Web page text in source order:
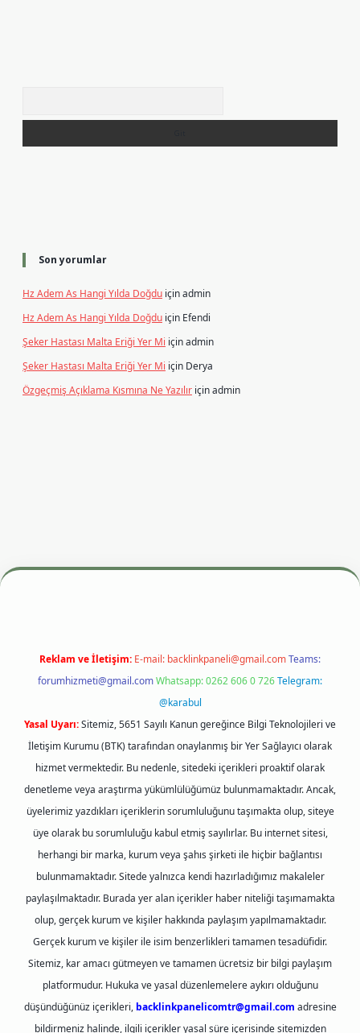
Son yorumlar
Hz Adem As Hangi Yılda Doğdu içinadmin
Hz Adem As Hangi Yılda Doğdu için Efendi
Şeker Hastası Malta Eriği Yer Mi içinadmin
Şeker Hastası Malta Eriği Yer Mi için Derya
Özgeçmiş Açıklama Kısmına Ne Yazılır içinadmin
m elexbet
Reklam ve İletişim: E-mail: backlinkpaneli@gmail.comTeams:
forumhizmeti@gmail.comWhatsapp: 0262 606 0 726Telegram:
@karabul
Yasal Uyarı:Sitemiz, 5651 Sayılı Kanun gereğince Bilgi Teknolojileri ve
İletişim Kurumu (BTK) tarafından onaylanmış bir Yer Sağlayıcı olarak
hizmet vermektedir. Bu nedenle, sitedeki içerikleri proaktif olarak
denetleme veya araştırma yükümlülüğümüz bulunmamaktadır. Ancak,
üyelerimiz yazdıkları içeriklerin sorumluluğunu taşımakta olup, siteye
üye olarak bu sorumluluğu kabul etmiş sayılırlar. Bu internet sitesi,
herhangi bir marka, kurum veya şahıs şirketi ile hiçbir bağlantısı
bulunmamaktadır. Sitede yalnızca kendi hazırladığımız makaleler
paylaşılmaktadır. Burada yer alan içerikler haber niteliği taşımamakta
olup, gerçek kurum ve kişiler hakkında paylaşım yapılmamaktadır.
Gerçek kurum ve kişiler ile isim benzerlikleri tamamen tesadüfidir.
Sitemiz, kar amacı gütmeyen ve tamamen ücretsiz bir bilgi paylaşım
platformudur. Hukuka ve yasal düzenlemelere aykırı olduğunu
düşündüğünüz içerikleri, backlinkpanelicomtr@gmail.com adresine
bildirmeniz halinde, ilgili içerikler yasal süre içerisinde sitemizden